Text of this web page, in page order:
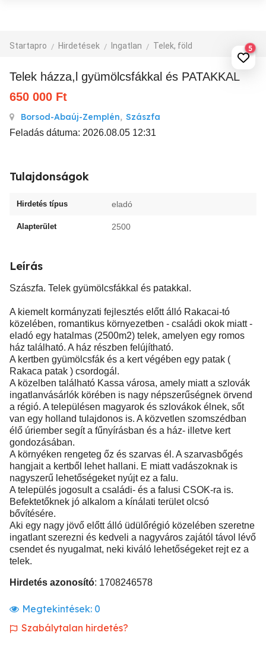
Startapro Hirdetések Ingatlan Telek, föld 5
Telek házza,l gyümölcsfákkal és PATAKKAL
650 000 Ft
Borsod-Abaúj-Zemplén, Szászfa
Feladás dátuma: 2026.08.05 12:31
Tulajdonságok
Hirdetés típus eladó
Alapterület 2500
Leírás
Szászfa. Telek gyümölcsfákkal és patakkal.
A kiemelt kormányzati fejlesztés előtt álló Rakacai-tó
közelében, romantikus környezetben - családi okok miatt -
eladó egy hatalmas (2500m2) telek, amelyen egy romos
ház található. A ház részben felújítható.
A kertben gyümölcsfák és a kert végében egy patak (
Rakaca patak ) csordogál.
A közelben található Kassa városa, amely miatt a szlovák
ingatlanvásárlók körében is nagy népszerűségnek örvend
a régió. A településen magyarok és szlovákok élnek, sőt
van egy holland tulajdonos is. A közvetlen szomszédban
élő úriember segít a fűnyírásban és a ház- illetve kert
gondozásában.
A környéken rengeteg őz és szarvas él. A szarvasbőgés
hangjait a kertből lehet hallani. E miatt vadászoknak is
nagyszerű lehetőségeket nyújt ez a falu.
A település jogosult a családi- és a falusi CSOK-ra is.
Befektetőknek jó alkalom a kínálati terület olcsó
bővítésére.
Aki egy nagy jövő előtt álló üdülőrégió közelében szeretne
ingatlant szerezni és kedveli a nagyváros zajától távol lévő
csendet és nyugalmat, neki kiváló lehetőségeket rejt ez a
telek.
Hirdetés azonosító: 1708246578
Megtekintések: 0
Szabálytalan hirdetés?